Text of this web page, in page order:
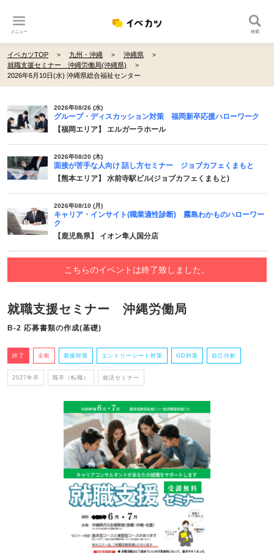
メニュー 検索
イベカツTOP 九州・沖縄
沖縄県
就職支援セミナー 沖縄労働局(沖縄県)
2026年6月10日(水) 沖縄県総合福祉センター
2026年08/26 (水)
グループ・ディスカッション対策 福岡新卒応援ハローワーク
【福岡エリア】 エルガーラホール
2026年08/20 (木)
面接が苦手な人向け 話し方セミナー ジョブカフェくまもと
【熊本エリア】 水前寺駅ビル(ジョブカフェくまもと)
2026年08/10 (月)
キャリア・インサイト(職業適性診断) 霧島わかものハローワー
ク
【鹿児島県】 イオン隼人国分店
こちらのイベントは終了致しました。
就職支援セミナー 沖縄労働局
B-2 応募書類の作成(基礎)
終了 全般 面接対策 エントリーシート対策 GD対策 自己分析
2027年卒 既卒（転職） 就活セミナー